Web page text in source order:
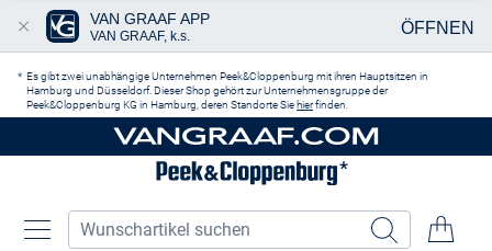
Es gibt zwei unabhängige Unternehmen Peek&Cloppenburg mit ihren Hauptsitzen in
Hamburg und Düsseldorf. Dieser Shop gehört zur Unternehmensgruppe der
Peek&Cloppenburg KG in Hamburg, deren Standorte Sie hierfinden.
VAN GRAAF APP
VAN GRAAF, k.s. ÖFFNEN